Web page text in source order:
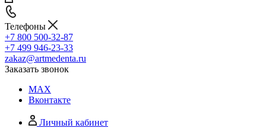
Телефоны
+7 800 500-32-87
+7 499 946-23-33
zakaz@artmedenta.ru
Заказать звонок
MAX
Вконтакте
Личный кабинет